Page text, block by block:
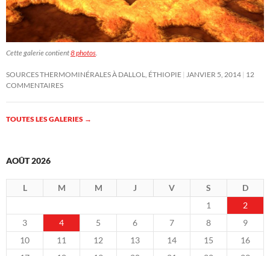
Cette galerie contient8 photos.
SOURCES THERMOMINÉRALES À DALLOL, ÉTHIOPIE JANVIER 5, 2014 12
COMMENTAIRES
TOUTES LES GALERIES →
AOÛT 2026
L M M J V S
D
1
2
3
4 5 6 7 8
9
10
11 12 13 14 15
16